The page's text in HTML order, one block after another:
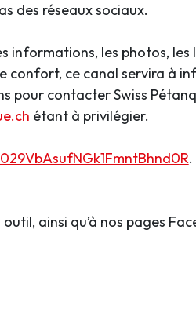
des réseaux sociaux.
informations, les photos, les
confort, ce canal servira à
pour contacter Swiss
étant à privilégier.
.
ainsi qu’à nos pages